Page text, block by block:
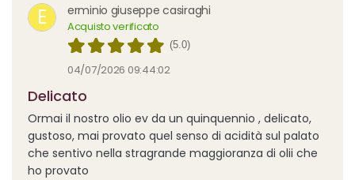
E erminio giuseppe casiraghi
Acquisto verificato
(5.0)
04/07/2026 09:44:02
Delicato
Ormai il nostro olio ev da un quinquennio , delicato,
gustoso, mai provato quel senso di acidità sul palato
che sentivo nella stragrande maggioranza di olii che
ho provato